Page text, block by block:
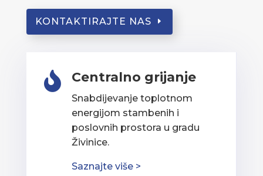
KONTAKTIRAJTE NAS
 Centralno grijanje
Snabdijevanje toplotnom
energijom stambenih i
poslovnih prostora u gradu
Živinice.
Saznajte više >